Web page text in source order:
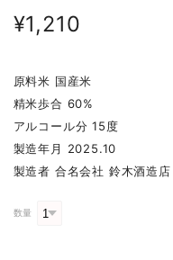
¥1,210
原料米 国産米
精米歩合 60%
アルコール分 15度
製造年月 2025.10
製造者 合名会社 鈴木酒造店
数量